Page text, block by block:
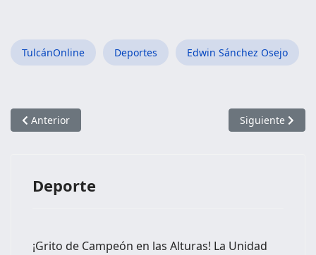
TulcánOnline Deportes Edwin Sánchez Osejo
Artículo anterior: Triatlón Internacional “Reto Sol Pasto” 2da
Anterior Artículo
Siguiente
Deporte
¡Grito de Campeón en las Alturas! La Unidad